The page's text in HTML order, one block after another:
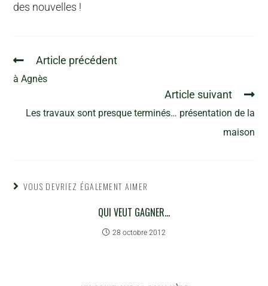
des nouvelles !
Article précédent
à Agnès
Article suivant
Les travaux sont presque terminés… présentation de la
maison
VOUS DEVRIEZ ÉGALEMENT AIMER
QUI VEUT GAGNER…
28 octobre 2012